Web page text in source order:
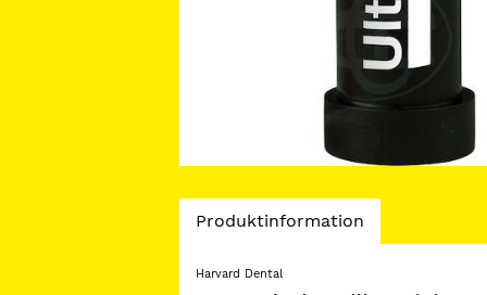
Current
Produktinformation
Harvard Dental